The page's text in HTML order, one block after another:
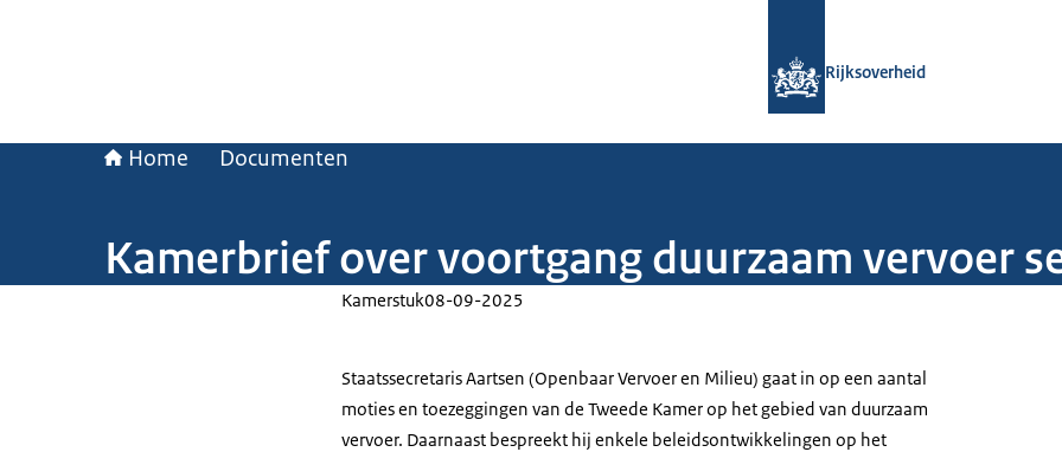
Rijksoverheid
Home Documenten
Kamerbrief over voortgang duurzaam vervoer
Kamerstuk08-09-2025
Staatssecretaris Aartsen (Openbaar Vervoer en Milieu) gaat in op een aantal
moties en toezeggingen van de Tweede Kamer op het gebied van duurzaam
vervoer. Daarnaast bespreekt hij enkele beleidsontwikkelingen op het